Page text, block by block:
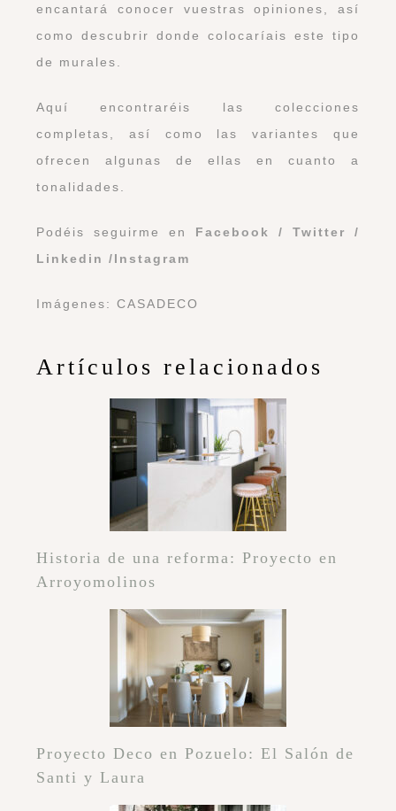
encantará conocer vuestras opiniones, así
como descubrir donde colocaríais este tipo
de murales.
Aquí
encontraréis las colecciones
completas, así como las variantes que
ofrecen algunas de ellas en cuanto a
tonalidades.
Podéis seguirme en Facebook / Twitter
/
Linkedin /Instagram
Imágenes: CASADECO
Artículos relacionados
Historia de una reforma: Proyecto en
Arroyomolinos
Proyecto Deco en Pozuelo: El Salón de
Santi y Laura